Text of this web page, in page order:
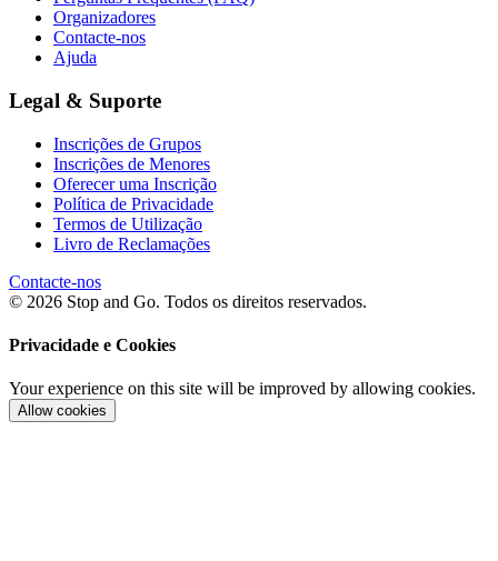
Organizadores
Contacte-nos
Ajuda
Legal & Suporte
Inscrições de Grupos
Inscrições de Menores
Oferecer uma Inscrição
Política de Privacidade
Termos de Utilização
Livro de Reclamações
Contacte-nos
© 2026 Stop and Go. Todos os direitos reservados.
Privacidade e Cookies
Your experience on this site will be improved by allowing cookies.
Allow cookies